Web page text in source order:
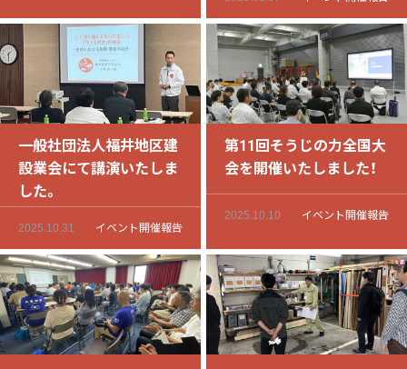
一般社団法人福井地区建
設業会にて講演いたしま
した。
2025.10.31 イベント開催報告
第11回そうじの力全国大
会を開催いたしました！
2025.10.10 イベント開催報告